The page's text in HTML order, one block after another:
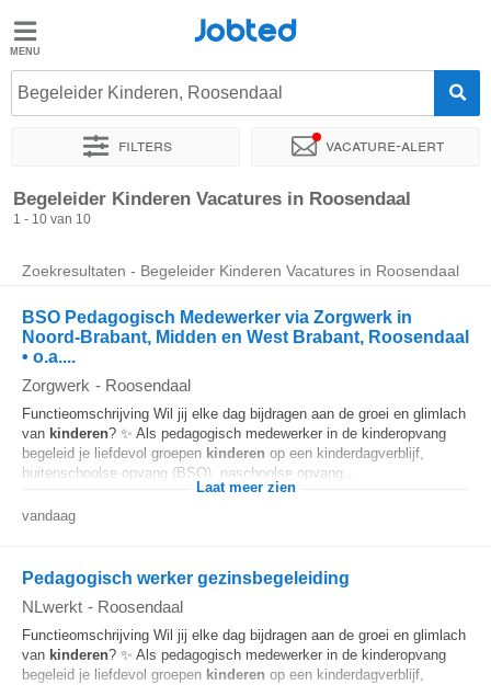
Jobted
Vacatures
Salarissen
Jobted
Begeleider Kinderen, Roosendaal
Filters Vacature-alert
Sorteer op Exacte locatie Uitzendbureau Soort
Begeleider Kinderen Vacatures in Roosendaal
1 - 10 van 10
Zoekresultaten - Begeleider Kinderen Vacatures in Roosendaal
BSO Pedagogisch Medewerker via Zorgwerk in
Noord-Brabant, Midden en West Brabant, Roosendaal
• o.a....
Zorgwerk - Roosendaal
Functieomschrijving Wil jij elke dag bijdragen aan de groei en glimlach
van kinderen? ✨ Als pedagogisch medewerker in de kinderopvang
begeleid je liefdevol groepen kinderen op een kinderdagverblijf,
buitenschoolse opvang (BSO), naschoolse opvang...
Laat meer zien
vandaag
Pedagogisch werker gezinsbegeleiding
NLwerkt - Roosendaal
Functieomschrijving Wil jij elke dag bijdragen aan de groei en glimlach
van kinderen? ✨ Als pedagogisch medewerker in de kinderopvang
begeleid je liefdevol groepen kinderen op een kinderdagverblijf,